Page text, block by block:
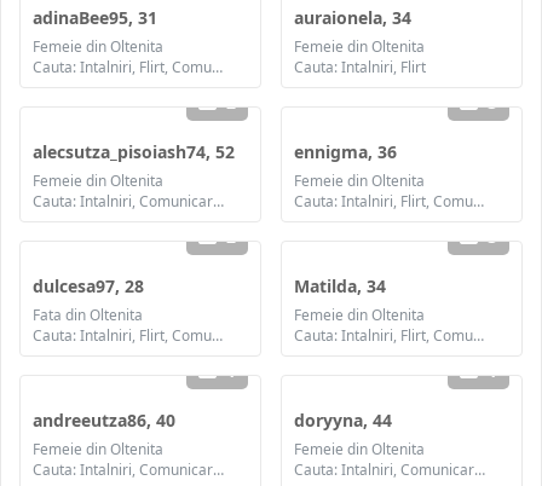
adinaBee95, 31
Femeie din Oltenita
Cauta: Intalniri, Flirt, Comunicare / chat, Prietenie, Casatorie
auraionela, 34
Femeie din Oltenita
Cauta: Intalniri, Flirt
2
alecsutza_pisoiash74, 52
Femeie din Oltenita
Cauta: Intalniri, Comunicare / chat, Prietenie, Casatorie
3
ennigma, 36
Femeie din Oltenita
Cauta: Intalniri, Flirt, Comunicare / chat, Prietenie, Casatorie
2
dulcesa97, 28
Fata din Oltenita
Cauta: Intalniri, Flirt, Comunicare / chat, Prietenie, Casatorie
3
Matilda, 34
Femeie din Oltenita
Cauta: Intalniri, Flirt, Comunicare / chat, Prietenie, Casatorie
1
andreeutza86, 40
Femeie din Oltenita
Cauta: Intalniri, Comunicare / chat, Prietenie, Casatorie
1
doryyna, 44
Femeie din Oltenita
Cauta: Intalniri, Comunicare / chat, Prietenie, Casatorie